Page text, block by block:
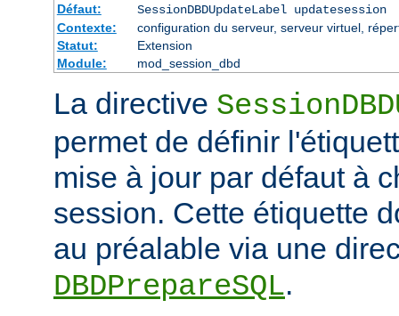
Défaut:
SessionDBDUpdateLabel updatesession
Contexte:
configuration du serveur, serveur virtuel,
Statut:
Extension
Module:
mod_session_dbd
La directive
permet de définir
mise à jour par défaut à
session. Cette étiquette
au préalable via une
DBDPrepareSQL.